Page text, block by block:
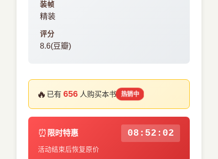
装帧
精装
评分
8.6(豆瓣)
🔥 已有656 人购买本书 热销中
⏰ 限时特惠 08:52:01
活动结束后恢复原价